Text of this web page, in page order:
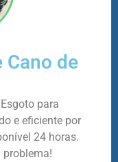
Cano de
para
e eficiente por
24 horas.
problema!